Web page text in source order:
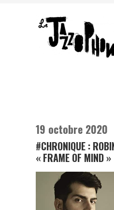
19 octobre 2020
#CHRONIQUE :
« FRAME OF MIND »